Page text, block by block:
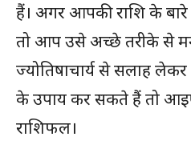
हैं। अगर आपकी राशि के
तो आप उसे अच्छे तरीके से
ज्योतिषाचार्य से सलाह
के उपाय कर सकते हैं तो
राशिफल।